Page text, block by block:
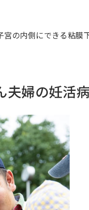
の内側にできる粘膜
夫婦の妊活